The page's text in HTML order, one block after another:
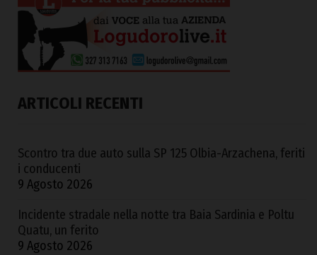
ARTICOLI RECENTI
Scontro tra due auto sulla SP 125 Olbia-Arzachena, feriti
i conducenti
9 Agosto 2026
Incidente stradale nella notte tra Baia Sardinia e Poltu
Quatu, un ferito
9 Agosto 2026